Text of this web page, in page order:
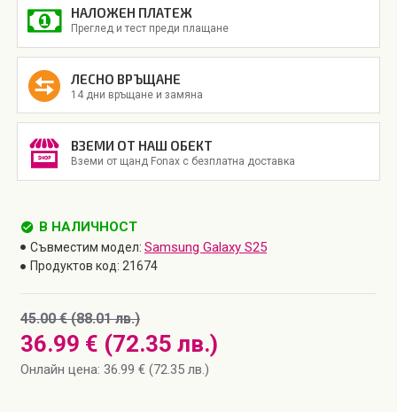
НАЛОЖЕН ПЛАТЕЖ
Преглед и тест преди плащане
ЛЕСНО ВРЪЩАНЕ
14 дни връщане и замяна
ВЗЕМИ ОТ НАШ ОБЕКТ
Вземи от щанд Fonax с безплатна доставка
36.99 € (72.35 лв.)
45.00 € (88.01 лв.)
Онлайн цена: 36.99 € (72.35 лв.)
В НАЛИЧНОСТ
Съвместим модел: Samsung Galaxy S25
Продуктов код: 21674